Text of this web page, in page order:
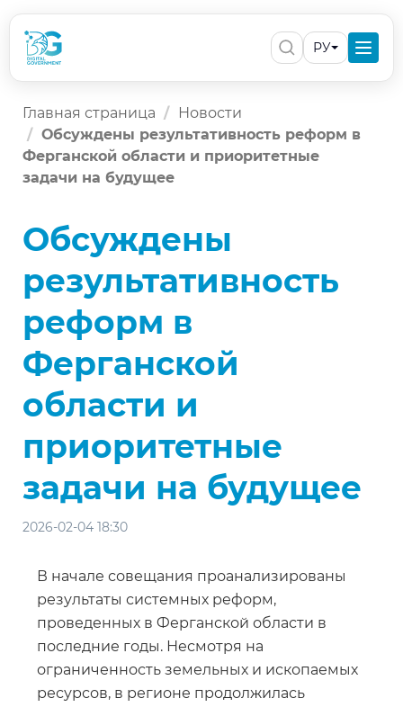
РУ
Главная страница
Новости
Обсуждены результативность реформ в
Ферганской области и приоритетные
задачи на будущее
Обсуждены
результативность
реформ в
Ферганской
области и
приоритетные
задачи на будущее
2026-02-04 18:30
В начале совещания проанализированы
результаты системных реформ,
проведенных в Ферганской области в
последние годы. Несмотря на
ограниченность земельных и ископаемых
ресурсов, в регионе продолжилась